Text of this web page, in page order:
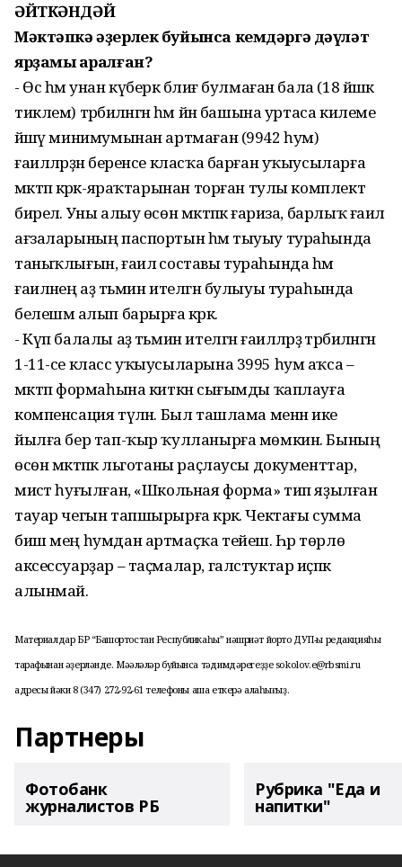
ӘЙТКӘНДӘЙ
Мәктәпкә әҙерлек буйынса кемдәргә дәүләт
ярҙамы ҡаралған?
- Өс һәм унан күберәк бәлиғ булмаған бала (18 йәшкә
тиклем) тәрбиәләнгән һәм йән башына уртаса килеме
йәшәү минимумынан артмаған (9942 һум)
ғаиләләрҙән беренсе класҡа барған уҡыусыларға
мәктәп кәрәк-яраҡтарынан торған тулы комплект
бирелә. Уны алыу өсөн мәктәпкә ғариза, барлыҡ ғаилә
ағзаларының паспортын һәм тыуыу тураһында
таныҡлығын, ғаилә составы тураһында һәм
ғаиләнең аҙ тәьмин ителгән булыуы тураһында
белешмә алып барырға кәрәк.
- Күп балалы аҙ тәьмин ителгән ғаиләләрҙә тәрбиәләнгән
1-11-се класс уҡыусыларына 3995 һум аҡса –
мәктәп формаһына киткән сығымды ҡаплауға
компенсация түләнә. Был ташлама менән ике
йылға бер тап-ҡыр ҡулланырға мөмкин. Бының
өсөн мәктәпкә льготаны раҫлаусы документтар,
мисәт һуғылған, «Школьная форма» тип яҙылған
тауар чегын тапшырырға кәрәк. Чектағы сумма
биш мең һумдан артмаҫҡа тейеш. Һәр төрлө
аксессуарҙар – таҫмалар, галстуктар иҫәпкә
алынмай.
Материалдар БР “Башҡортостан Республикаһы” нәшриәт йорто ДУП-ы редакцияһы
тарафынан әҙерләнде. Мәҡәләләр буйынса тәҡдимдәрегеҙҙе sokolov.e@rbsmi.ru
адресы йәки 8 (347) 272-92-61 телефоны аша еткерә алаһығыҙ.
Партнеры
Фотобанк
журналистов РБ
Рубрика "Еда и
напитки"